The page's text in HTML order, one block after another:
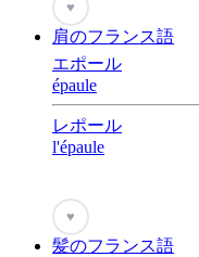
♥
肩のフランス語
エポール
épaule
レポール
l'épaule
♥
髪のフランス語